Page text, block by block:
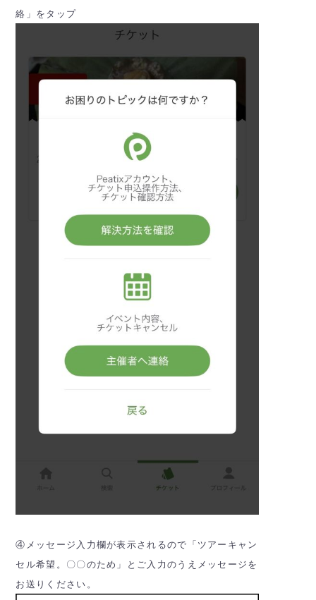
絡」をタップ
④メッセージ入力欄が表示されるので「ツアーキャン
セル希望。〇〇のため」とご入力のうえメッセージを
お送りください。